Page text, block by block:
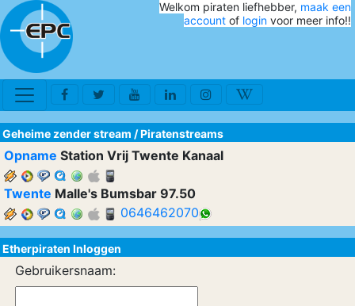
Welkom piraten liefhebber, maak een
account of login voor meer info!!
Geheime zender stream /Piratenstreams
Opname Station Vrij Twente Kanaal
Twente Malle's Bumsbar 97.50
0646462070
Etherpiraten Inloggen
Gebruikersnaam: